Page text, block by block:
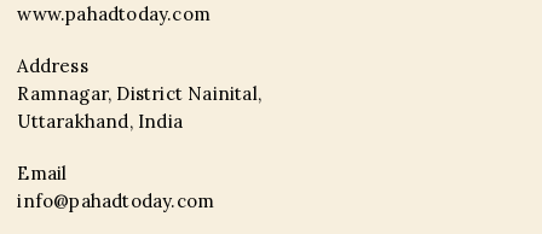
www.pahadtoday.com
Address
Ramnagar, District Nainital,
Uttarakhand, India
Email
info@pahadtoday.com